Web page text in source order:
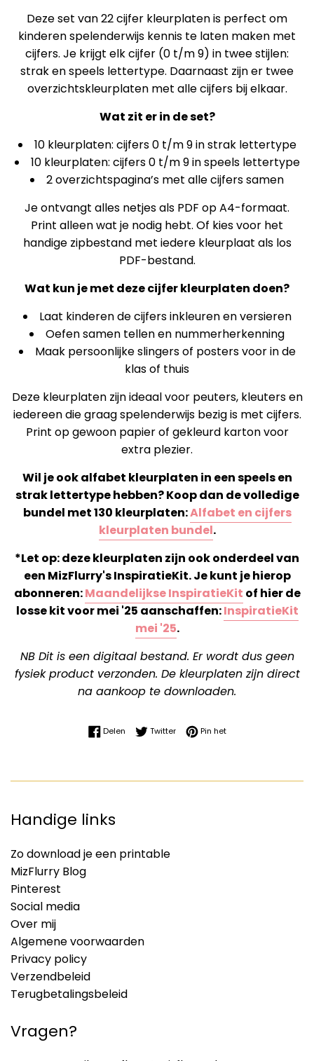
Deze set van 22 cijfer kleurplaten is perfect om
kinderen spelenderwijs kennis te laten maken met
cijfers. Je krijgt elk cijfer (0 t/m 9) in twee stijlen:
strak en speels lettertype. Daarnaast zijn er twee
overzichtskleurplaten met alle cijfers bij elkaar.
Wat zit er in de set?
10 kleurplaten: cijfers 0 t/m 9 in strak lettertype
10 kleurplaten: cijfers 0 t/m 9 in speels lettertype
2 overzichtspagina’s met alle cijfers samen
Je ontvangt alles netjes als PDF op A4-formaat.
Print alleen wat je nodig hebt. Of kies voor het
handige zipbestand met iedere kleurplaat als los
PDF-bestand.
Wat kun je met deze cijfer kleurplaten doen?
Laat kinderen de cijfers inkleuren en versieren
Oefen samen tellen en nummerherkenning
Maak persoonlijke slingers of posters voor in de
klas of thuis
Deze kleurplaten zijn ideaal voor peuters, kleuters en
iedereen die graag spelenderwijs bezig is met cijfers.
Print op gewoon papier of gekleurd karton voor
extra plezier.
Wil je ook alfabet kleurplaten in een speels en
strak lettertype hebben? Koop dan de volledige
bundel met 130 kleurplaten:Alfabet en cijfers
kleurplaten bundel.
*Let op: deze kleurplaten zijn ook onderdeel van
een MizFlurry's InspiratieKit. Je kunt je hierop
abonneren:Maandelijkse InspiratieKit of hier de
losse kit voor mei '25 aanschaffen:InspiratieKit
mei '25.
NB Dit is een digitaal bestand. Er wordt dus geen
fysiek product verzonden. De kleurplaten zijn direct
na aankoop te downloaden.
DelenDelen op Facebook
TwitterTwitteren op Twitter
Pin hetPinnen op Pinterest
Handige links
Zo download je een printable
MizFlurry Blog
Pinterest
Social media
Over mij
Algemene voorwaarden
Privacy policy
Verzendbeleid
Terugbetalingsbeleid
Vragen?